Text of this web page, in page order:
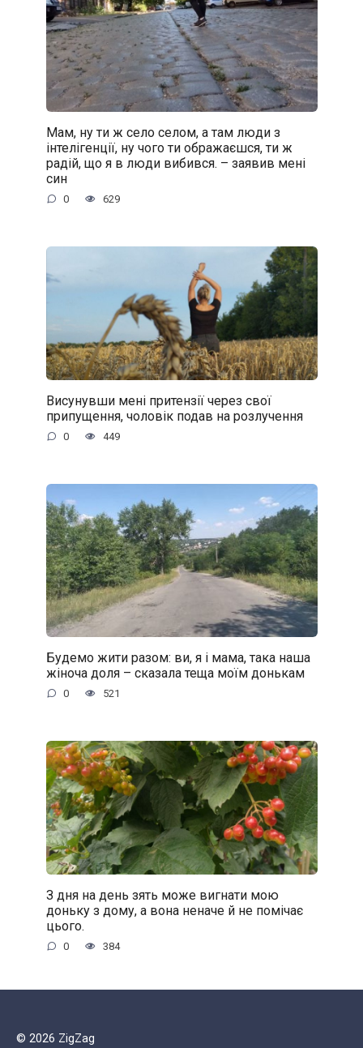
Мам, ну ти ж село селом, а там люди з
інтелігенції, ну чого ти ображаєшся, ти ж
радій, що я в люди вибився. – заявив мені
син
0 629
Висунувши мені притензії через свої
припущення, чоловік подав на розлучення
0 449
Будемо жити разом: ви, я і мама, така наша
жіноча доля – сказала теща моїм донькам
0 521
З дня на день зять може вигнати мою
доньку з дому, а вона неначе й не помічає
цього.
0 384
© 2026 ZigZag